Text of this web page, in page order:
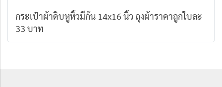
กระเป๋าผ้าดิบหูหิ้วมีก้น 14x16 นิ้ว ถุงผ้าราคาถูกใบละ
33 บาท